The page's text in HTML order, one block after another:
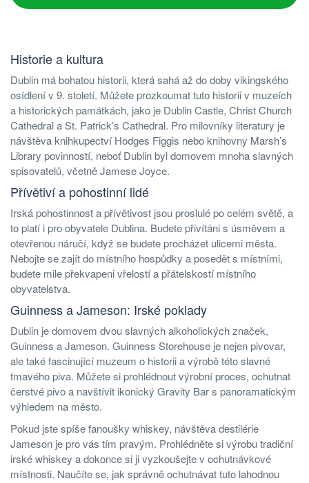
Historie a kultura
Dublin má bohatou historii, která sahá až do doby vikingského
osídlení v 9. století. Můžete prozkoumat tuto historii v muzeích
a historických památkách, jako je Dublin Castle, Christ Church
Cathedral a St. Patrick’s Cathedral. Pro milovníky literatury je
návštěva knihkupectví Hodges Figgis nebo knihovny Marsh’s
Library povinností, neboť Dublin byl domovem mnoha slavných
spisovatelů, včetně Jamese Joyce.
Přívětiví a pohostinní lidé
Irská pohostinnost a přívětivost jsou proslulé po celém světě, a
to platí i pro obyvatele Dublina. Budete přivítáni s úsměvem a
otevřenou náručí, když se budete procházet ulicemi města.
Nebojte se zajít do místního hospůdky a posedět s místními,
budete mile překvapeni vřelostí a přátelskostí místního
obyvatelstva.
Guinness a Jameson: Irské poklady
Dublin je domovem dvou slavných alkoholických značek,
Guinness a Jameson. Guinness Storehouse je nejen pivovar,
ale také fascinující muzeum o historii a výrobě této slavné
tmavého piva. Můžete si prohlédnout výrobní proces, ochutnat
čerstvé pivo a navštívit ikonický Gravity Bar s panoramatickým
výhledem na město.
Pokud jste spíše fanoušky whiskey, návštěva destilérie
Jameson je pro vás tím pravým. Prohlédněte si výrobu tradiční
irské whiskey a dokonce si ji vyzkoušejte v ochutnávkové
místnosti. Naučíte se, jak správně ochutnávat tuto lahodnou